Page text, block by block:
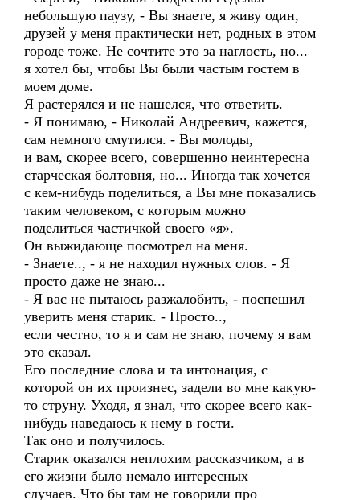
небольшую паузу, - Вы знаете, я живу один,
друзей у меня практически нет, родных в этом
городе тоже. Не сочтите это за наглость, но...
я хотел бы, чтобы Вы были частым гостем в
моем доме.
Я растерялся и не нашелся, что ответить.
- Я понимаю, - Николай Андреевич, кажется,
сам немного смутился. - Вы молоды,
и вам, скорее всего, совершенно неинтересна
старческая болтовня, но... Иногда так хочется
с кем-нибудь поделиться, а Вы мне показались
таким человеком, с которым можно
поделиться частичкой своего «я».
Он выжидающе посмотрел на меня.
- Знаете.., - я не находил нужных слов. - Я
просто даже не знаю...
- Я вас не пытаюсь разжалобить, - поспешил
уверить меня старик. - Просто..,
если честно, то я и сам не знаю, почему я вам
это сказал.
Его последние слова и та интонация, с
которой он их произнес, задели во мне какую-
то струну. Уходя, я знал, что скорее всего как-
нибудь наведаюсь к нему в гости.
Так оно и получилось.
Старик оказался неплохим рассказчиком, а в
его жизни было немало интересных
случаев. Что бы там не говорили про